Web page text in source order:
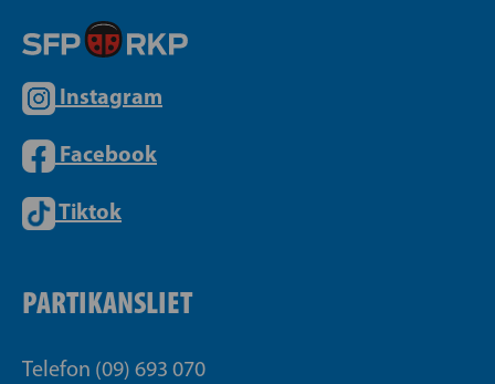
Instagram
Facebook
Tiktok
PARTIKANSLIET
Telefon (09) 693 070